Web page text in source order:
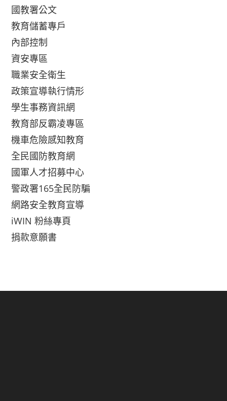
國教署公文
教育儲蓄專戶
內部控制
資安專區
職業安全衛生
政策宣導執行情形
學生事務資訊網
教育部反霸凌專區
機車危險感知教育
全民國防教育網
國軍人才招募中心
警政署165全民防騙
網路安全教育宣導
iWIN 粉絲專頁
捐款意願書